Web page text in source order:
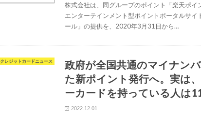
株式会社は、同グループのポイント「楽天ポイ
エンターテインメント型ポイントポータルサイ
ール」の提供を、2020年3月31日から…
クレジットカードニュース
政府が全国共通のマイナン
た新ポイント発行へ。実は
ーカードを持っている人は
2022.12.01